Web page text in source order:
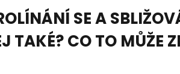
SE A
TAKÉ? CO TO MŮŽE